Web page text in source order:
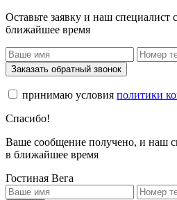
Оставьте заявку и наш специалист
ближайшее время
Заказать обратный звонок
принимаю условия политики
Спасибо!
Ваше сообщение получено, и наш
в ближайшее время
Гостиная Вега